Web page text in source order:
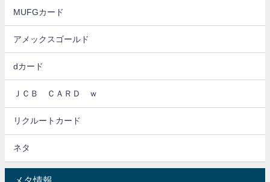
MUFGカード
アメックスゴールド
dカード
ＪＣＢ ＣＡＲＤ ｗ
リクルートカード
ネタ
メタ情報